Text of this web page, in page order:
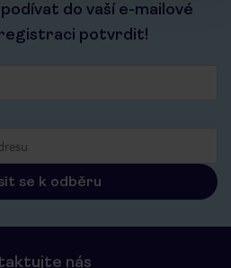
do vaší e-mailové
potvrdit!
se k odběru
nás